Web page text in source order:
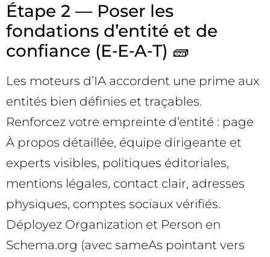
Étape 2 — Poser les
fondations d’entité et de
confiance (E‑E‑A‑T) 🧱
Les moteurs d’IA accordent une prime aux
entités bien définies et traçables.
Renforcez votre empreinte d’entité : page
À propos détaillée, équipe dirigeante et
experts visibles, politiques éditoriales,
mentions légales, contact clair, adresses
physiques, comptes sociaux vérifiés.
Déployez Organization et Person en
Schema.org (avec sameAs pointant vers